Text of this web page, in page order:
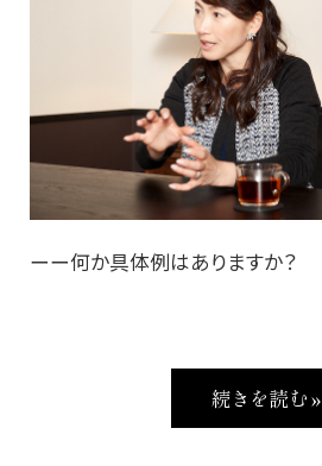
ーー何か具体例はありますか？
続きを読む »